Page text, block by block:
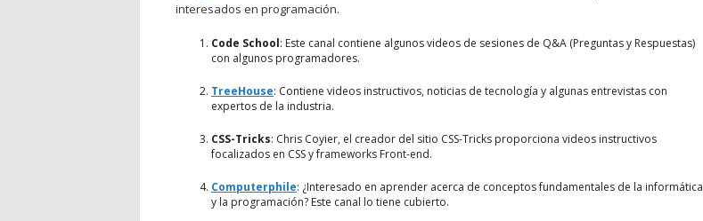
interesados en programación.
Code School: Este canal contiene algunos videos de sesiones de Q&A (Preguntas y Respuestas)
con algunos programadores.
TreeHouse: Contiene videos instructivos, noticias de tecnología y algunas entrevistas con
expertos de la industria.
CSS-Tricks: Chris Coyier, el creador del sitio CSS-Tricks proporciona videos instructivos
focalizados en CSS y frameworks Front-end.
Computerphile: ¿Interesado en aprender acerca de conceptos fundamentales de la informática
y la programación? Este canal lo tiene cubierto.